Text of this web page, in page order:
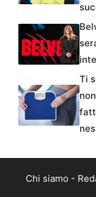
Ti
Chi siamo -